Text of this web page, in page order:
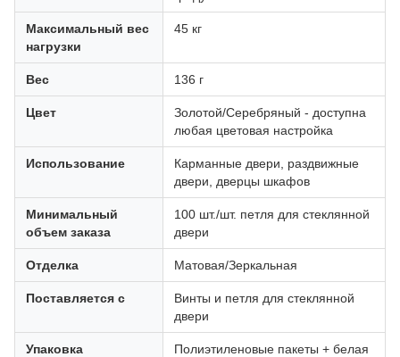
Максимальный вес
нагрузки
45 кг
Вес 136 г
Цвет
Золотой/Серебряный - доступна
любая цветовая настройка
Использование
Карманные двери, раздвижные
двери, дверцы шкафов
Минимальный
объем заказа
100 шт./шт. петля для стеклянной
двери
Отделка Матовая/Зеркальная
Поставляется с
Винты и петля для стеклянной
двери
Упаковка
Полиэтиленовые пакеты + белая